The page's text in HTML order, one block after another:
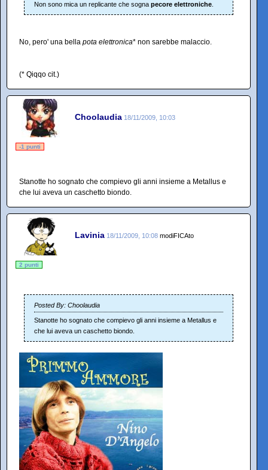
Non sono mica un replicante che sogna pecore elettroniche
No, pero' una bella pota elettronica* non sarebbe malaccio.
(* Qiqqo cit.)
Choolaudia 18/11/2009, 10:03
-1 punti
Stanotte ho sognato che compievo gli anni insieme a Metallus e
che lui aveva un caschetto biondo.
Lavinia 18/11/2009, 10:08 modiFICAto
2 punti
Posted By: Choolaudia
Stanotte ho sognato che compievo gli anni insieme a Metallus e
che lui aveva un caschetto biondo.